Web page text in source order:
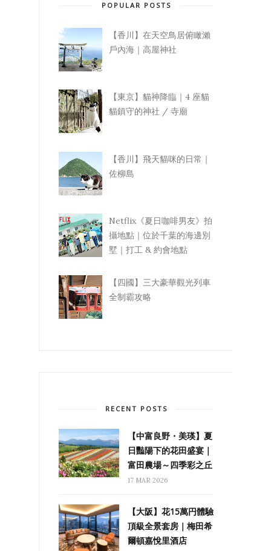
POPULAR POSTS
【香川】在天空鳥居俯瞰瀨
戶內海｜高屋神社
【東京】貓神降臨｜4 座貓
貓鎮守的神社 / 寺廟
【香川】飛天貓咪的日常｜
佐柳島
Netflix《夏日咖啡男友》拍
攝地點｜位於千葉的海邊別
墅｜打工 & 約會地點
【四國】三大豪華觀光列車
全制霸攻略
RECENT POSTS
【中富良野・美瑛】夏
日豔陽下的花田盛宴｜
富田農場～四季彩之丘
17 MAR 2026
【大阪】花15萬円體驗
頂級全景套房｜梅田希
爾頓嘉悅里酒店